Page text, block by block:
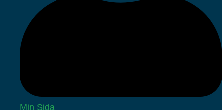
Min Sida